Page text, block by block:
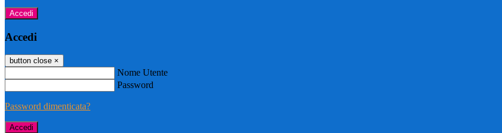
Accedi
Accedi
button close ×
Nome Utente
Password
Password dimenticata?